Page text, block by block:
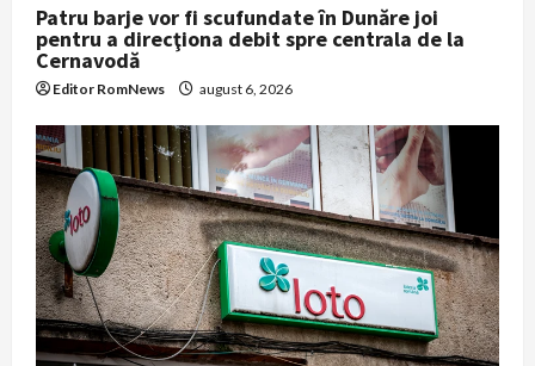
Patru barje vor fi scufundate în Dunăre joi
pentru a direcţiona debit spre centrala de la
Cernavodă
Editor RomNews august 6, 2026